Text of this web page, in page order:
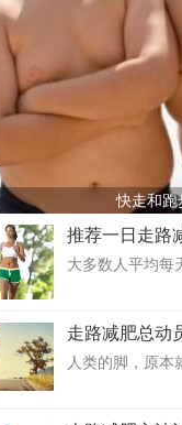
快走和跑
推荐一日走路
大多数人平均每
走路减肥总动
人类的脚，原本